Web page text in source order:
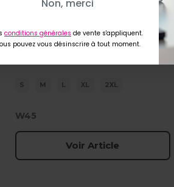
S M L XL 2XL
W45
Voir Article
Non, merci
conditions générales de vente s'appliquent.
pouvez vous désinscrire à tout moment.